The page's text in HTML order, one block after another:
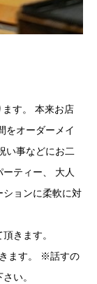
す。 本来お店
をオーダーメイ
い事などにお二
ティー、 大人
ションに柔軟に対
きます。
ます。 ※話すの
い。